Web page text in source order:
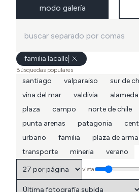
modo galería
familia lacalle
Búsquedas populares
santiago valparaiso sur de
vina del mar
valdivia alameda
plaza
campo norte de chile
punta arenas
patagonia
urbano
familia plaza de
transporte
mineria verano
vista